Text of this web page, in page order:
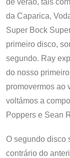
da Caparica,
Super Bock
primeiro disco,
segundo. Ray
do nosso
promovermos ao
voltámos a
Poppers e Sean
O segundo disco
contrário do